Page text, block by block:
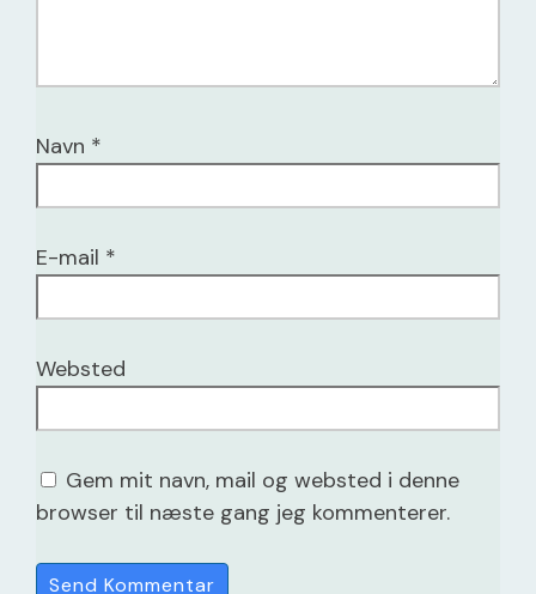
Navn *
E-mail *
Websted
Gem mit navn, mail og websted i denne
browser til næste gang jeg kommenterer.